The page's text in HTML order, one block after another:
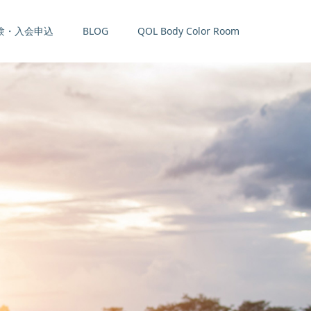
・入会申込 BLOG QOL Body Color Room